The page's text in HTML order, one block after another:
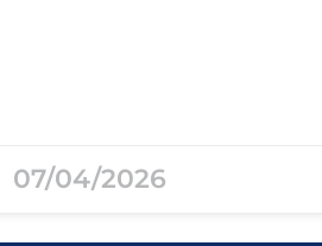
07/04/2026